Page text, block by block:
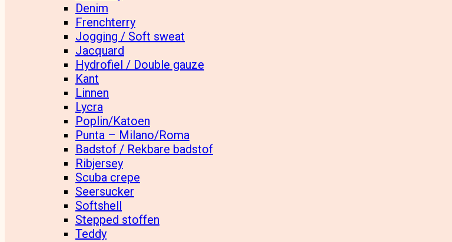
Denim
Frenchterry
Jogging / Soft sweat
Jacquard
Hydrofiel / Double gauze
Kant
Linnen
Lycra
Poplin/Katoen
Punta – Milano/Roma
Badstof / Rekbare badstof
Ribjersey
Scuba crepe
Seersucker
Softshell
Stepped stoffen
Teddy